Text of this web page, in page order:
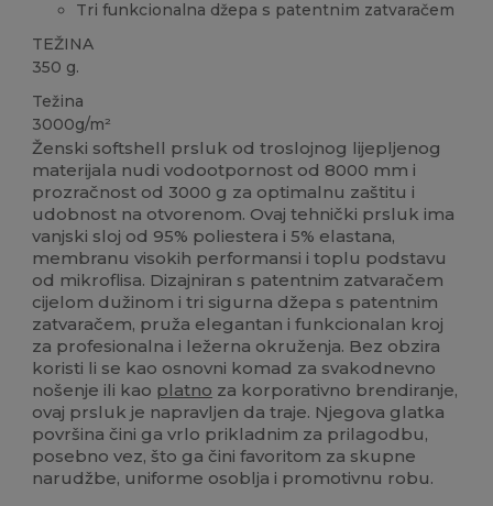
Tri funkcionalna džepa s patentnim zatvaračem
TEŽINA
350 g.
Težina
3000g/m²
Ženski softshell prsluk od troslojnog lijepljenog
materijala nudi vodootpornost od 8000 mm i
prozračnost od 3000 g za optimalnu zaštitu i
udobnost na otvorenom. Ovaj tehnički prsluk ima
vanjski sloj od 95% poliestera i 5% elastana,
membranu visokih performansi i toplu podstavu
od mikroflisa. Dizajniran s patentnim zatvaračem
cijelom dužinom i tri sigurna džepa s patentnim
zatvaračem, pruža elegantan i funkcionalan kroj
za profesionalna i ležerna okruženja. Bez obzira
koristi li se kao osnovni komad za svakodnevno
nošenje ili kao platno za korporativno brendiranje,
ovaj prsluk je napravljen da traje. Njegova glatka
površina čini ga vrlo prikladnim za prilagodbu,
posebno vez, što ga čini favoritom za skupne
narudžbe, uniforme osoblja i promotivnu robu.